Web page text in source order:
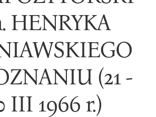
HENRYKA
(21 -
III 1966 r.)